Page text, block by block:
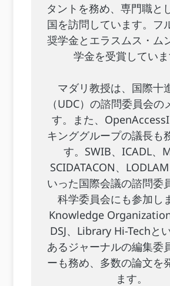
タントを務め、専門職と
国を訪問しています。フ
奨学金とエラスムス・ム
学金を受賞していま
マダリ教授は、国際十
（UDC）の諮問委員会の
す。また、
キンググループの議長も
す。SWIB、ICADL、
SCIDATACON、
いった国際会議の諮問委
科学委員会にも参加し
Knowledge Organization
DSJ、Library Hi-Techと
あるジャーナルの編集委
ーも務め、多数の論文を
ます。